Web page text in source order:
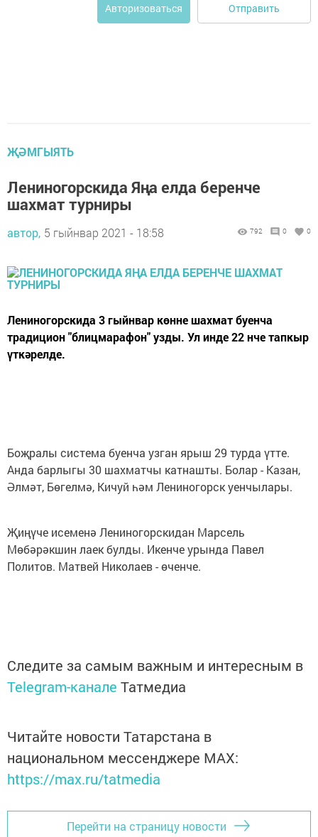
Авторизоваться Отправить
ҖӘМГЫЯТЬ
Лениногорскида Яңа елда беренче
шахмат турниры
автор, 5 гыйнвар 2021 - 18:58 792 0 0
Лениногорскида 3 гыйнвар көнне шахмат буенча
традицион "блицмарафон" узды. Ул инде 22 нче тапкыр
үткәрелде.
Боҗралы система буенча узган ярыш 29 турда үтте.
Анда барлыгы 30 шахматчы катнашты. Болар - Казан,
Әлмәт, Бөгелмә, Кичуй һәм Лениногорск уенчылары.
Җиңүче исеменә Лениногорскидан Марсель
Мөбәрәкшин лаек булды. Икенче урында Павел
Политов. Матвей Николаев - өченче.
Следите за самым важным и интересным в
Telegram-канале Татмедиа
Читайте новости Татарстана в
национальном мессенджере MАХ:
https://max.ru/tatmedia
Перейти на страницу новости